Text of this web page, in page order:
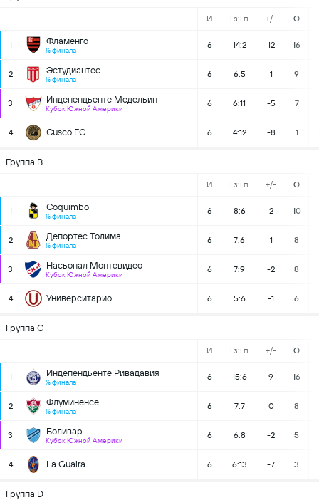
И Гз:Гп +/- О
1 Фламенго
⅛ финала
6 14:2 12 16
2 Эстудиантес
⅛ финала
6 6:5 1 9
3 Индепендьенте Медельин
Кубок Южной Америки
6 6:11 -5 7
4 Cusco FC 6 4:12 -8 1
Группа B
И Гз:Гп +/- О
1 Coquimbo
⅛ финала
6 8:6 2 10
2 Депортес Толима
⅛ финала
6 7:6 1 8
3 Насьонал Монтевидео
Кубок Южной Америки
6 7:9 -2 8
4 Университарио 6 5:6 -1 6
Группа С
И Гз:Гп +/- О
1 Индепендьенте Ривадавия
⅛ финала
6 15:6 9 16
2 Флуминенсе
⅛ финала
6 7:7 0 8
3 Боливар
Кубок Южной Америки
6 6:8 -2 5
4 La Guaira 6 6:13 -7 3
Группа D